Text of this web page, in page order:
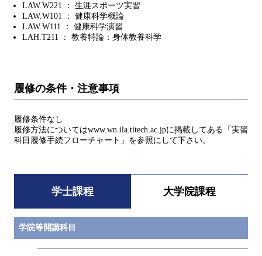
LAW.W221 ： 生涯スポーツ実習
LAW.W101 ： 健康科学概論
LAW.W111 ： 健康科学演習
LAH.T211 ： 教養特論：身体教養科学
履修の条件・注意事項
履修条件なし
履修方法についてはwww.wn.ila.titech.ac.jpに掲載してある「実習
科目履修手続フローチャート」を参照にして下さい。
学士課程 大学院課程
学院等開講科目